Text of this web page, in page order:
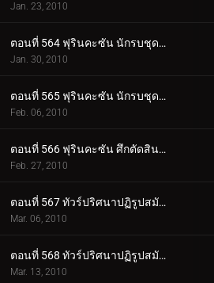
Jan. 23, 2010
ตอนที่ 564 ฟุรินคะซัน นักรบชุดเกราะในเขาวงกต (ตอนพิเศษ 1)
Jan. 30, 2010
ตอนที่ 565 ฟุรินคะซัน นักรบชุดเกราะในเขาวงกต (ตอนพิเศษ 2)
Feb. 06, 2010
ตอนที่ 566 ฟุรินคะซัน ศึกตัดสินระหว่างเงาและสายฟ้า
Feb. 27, 2010
ตอนที่ 567 ทัวร์ปริศนาปฏิรูปสมัยเมจิ (ตอน 1)
Mar. 06, 2010
ตอนที่ 568 ทัวร์ปริศนาปฏิรูปสมัยเมจิ (ตอน 2)
Mar. 13, 2010